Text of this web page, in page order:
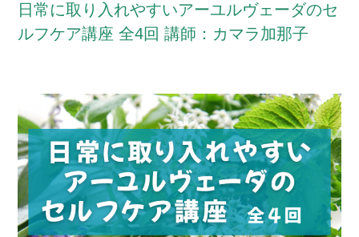
日常に取り入れやすいアーユルヴェーダのセ
ルフケア講座 全4回 講師：カマラ加那子